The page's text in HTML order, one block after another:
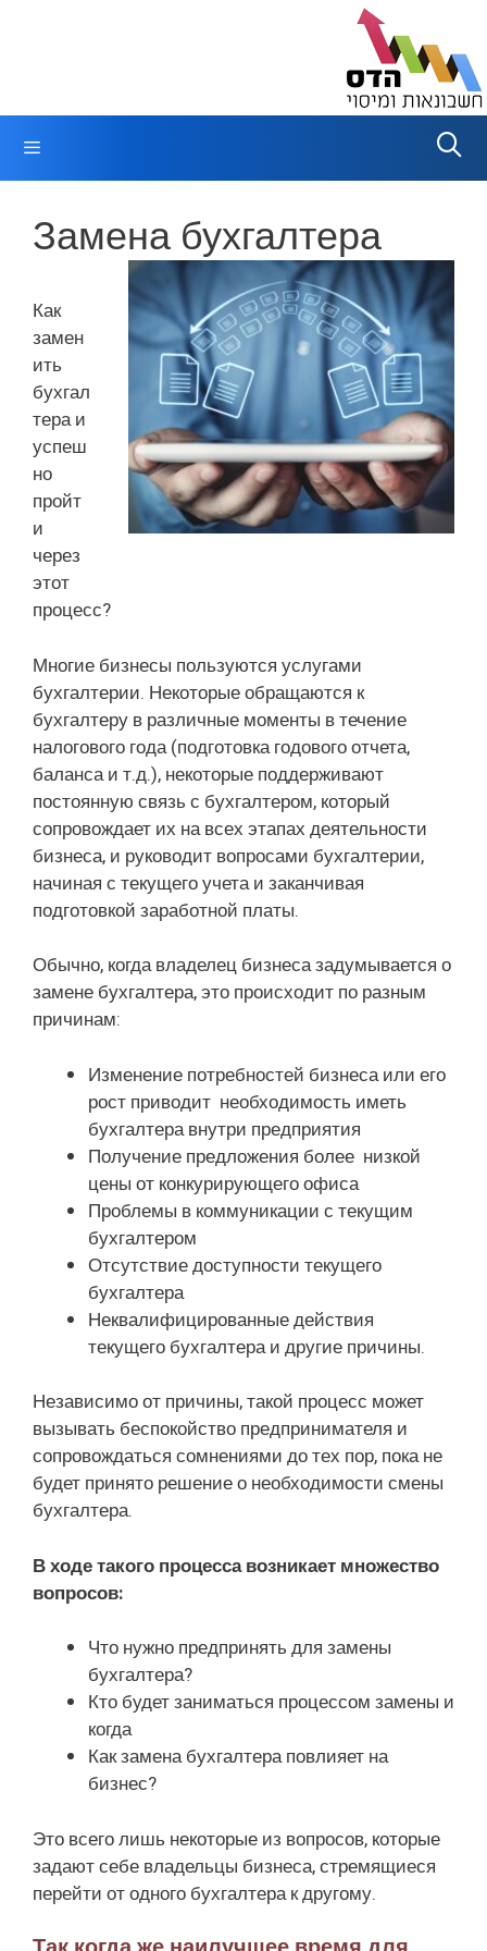
Замена бухгалтера
Как
замен
ить
бухгал
тера и
успеш
но
пройт
и
через
этот
процесс?
Многие бизнесы пользуются услугами
бухгалтерии. Некоторые обращаются к
бухгалтеру в различные моменты в течение
налогового года (подготовка годового отчета,
баланса и т.д.), некоторые поддерживают
постоянную связь с бухгалтером, который
сопровождает их на всех этапах деятельности
бизнеса, и руководит вопросами бухгалтерии,
начиная с текущего учета и заканчивая
подготовкой заработной платы.
Обычно, когда владелец бизнеса задумывается о
замене бухгалтера, это происходит по разным
причинам:
Изменение потребностей бизнеса или его
рост приводит необходимость иметь
бухгалтера внутри предприятия
Получение предложения более низкой
цены от конкурирующего офиса
Проблемы в коммуникации с текущим
бухгалтером
Отсутствие доступности текущего
бухгалтера
Неквалифицированные действия
текущего бухгалтера и другие причины.
Независимо от причины, такой процесс может
вызывать беспокойство предпринимателя и
сопровождаться сомнениями до тех пор, пока не
будет принято решение о необходимости смены
бухгалтера.
В ходе такого процесса возникает множество
вопросов:
Что нужно предпринять для замены
бухгалтера?
Кто будет заниматься процессом замены и
когда
Как замена бухгалтера повлияет на
бизнес?
Это всего лишь некоторые из вопросов, которые
задают себе владельцы бизнеса, стремящиеся
перейти от одного бухгалтера к другому.